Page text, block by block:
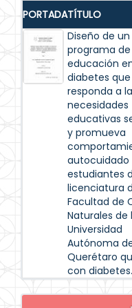
PORTADATÍTULO
Diseño de un
programa de
educación
diabetes que
responda a
necesidades
educativas
y promueva
autocuidado
estudiantes
licenciatura
Facultad de
Naturales de
Universidad
Autónoma
Querétaro
con diabetes.